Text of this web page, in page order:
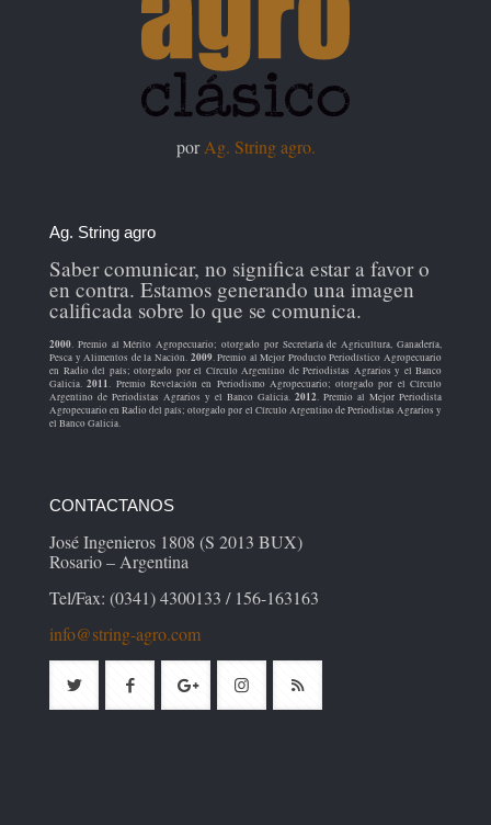
porAg. String agro.
Ag. String agro
Saber comunicar, no significa estar a favor o
en contra. Estamos generando una imagen
calificada sobre lo que se comunica.
2000. Premio al Mérito Agropecuario; otorgado por Secretaría de Agricultura, Ganadería,
Pesca y Alimentos de la Nación. 2009. Premio al Mejor Producto Periodístico Agropecuario
en Radio del país; otorgado por el Círculo Argentino de Periodistas Agrarios y el Banco
Galicia.2011. Premio Revelación en Periodismo Agropecuario; otorgado por el Círculo
Argentino de Periodistas Agrarios y el Banco Galicia. 2012. Premio al Mejor Periodista
Agropecuario en Radio del país; otorgado por el Círculo Argentino de Periodistas Agrarios y
el Banco Galicia.
CONTACTANOS
José Ingenieros 1808 (S 2013 BUX)
Rosario – Argentina
Tel/Fax: (0341) 4300133 / 156-163163
info@string-agro.com